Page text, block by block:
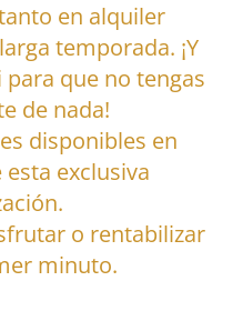
en alquiler
temporada. ¡Y
que no tengas
de nada!
disponibles en
exclusiva
o rentabilizar
minuto.